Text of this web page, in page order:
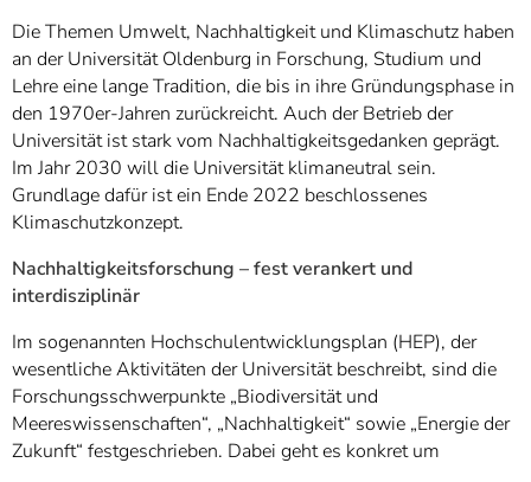
Die Themen Umwelt, Nachhaltigkeit und Klimaschutz haben
an der Universität Oldenburg in Forschung, Studium und
Lehre eine lange Tradition, die bis in ihre Gründungsphase in
den 1970er-Jahren zurückreicht. Auch der Betrieb der
Universität ist stark vom Nachhaltigkeitsgedanken geprägt.
Im Jahr 2030 will die Universität klimaneutral sein.
Grundlage dafür ist ein Ende 2022 beschlossenes
Klimaschutzkonzept.
Nachhaltigkeitsforschung – fest verankert und
interdisziplinär
Im sogenannten Hochschulentwicklungsplan (HEP), der
wesentliche Aktivitäten der Universität beschreibt, sind die
Forschungsschwerpunkte „Biodiversität und
Meereswissenschaften“, „Nachhaltigkeit“ sowie „Energie der
Zukunft“ festgeschrieben. Dabei geht es konkret um